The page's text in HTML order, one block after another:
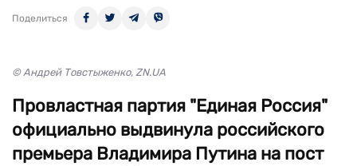
Поделиться
© Андрей Товстыженко, ZN.UA
Провластная партия "Единая Россия"
официально выдвинула российского
премьера Владимира Путина на пост